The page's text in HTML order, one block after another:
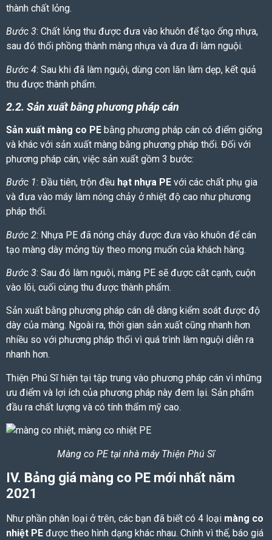
thành chất lỏng.
Bước 3: Chất lỏng thu được đưa vào khuôn để tạo ống nhựa,
sau đó thổi phồng thành màng nhựa và đưa đi làm nguội.
Bước 4: Sau khi đã làm nguội, dùng con lăn làm dẹp, kết quả
thu được thành phẩm.
2.2. Sản xuất bằng phương pháp cán
Sản xuất màng co PE bằng phương pháp cán có điểm giống
và khác với sản xuất màng bằng phương pháp thổi. Đối với
phương pháp cán, việc sản xuất gồm 3 bước:
Bước 1: Đầu tiên, trộn đều hạt nhựa PE với các chất phụ gia
và đưa vào máy làm nóng chảy ở nhiệt độ cao như phương
pháp thổi.
Bước 2: Nhựa PE đã nóng chảy được đưa vào khuôn để cán
tạo màng dày mỏng tùy theo mong muốn của khách hàng.
Bước 3: Sau đó làm nguội, màng PE sẽ được cắt cạnh, cuộn
vào lõi, cuối cùng thu được thành phẩm.
Sản xuất bằng phương pháp cán dễ dàng kiểm soát được độ
dày của màng. Ngoài ra, thời gian sản xuất cũng nhanh hơn
nhiều so với phương pháp thổi vì quá trình làm nguội diễn ra
nhanh hơn.
Thiện Phú Sĩ hiện tại tập trung vào phương pháp cán vì những
ưu điểm và lợi ích của phương pháp này đem lại. Sản phẩm
đầu ra chất lượng và có tính thẩm mỹ cao.
Màng co PE tại nhà máy Thiện Phú Sĩ
IV. Bảng giá màng co PE mới nhất năm
2021
Như phần phân loại ở trên, các bạn đã biết có 4 loại màng co
nhiệt PE được theo hình dạng khác nhau. Chính vì thế, báo giá